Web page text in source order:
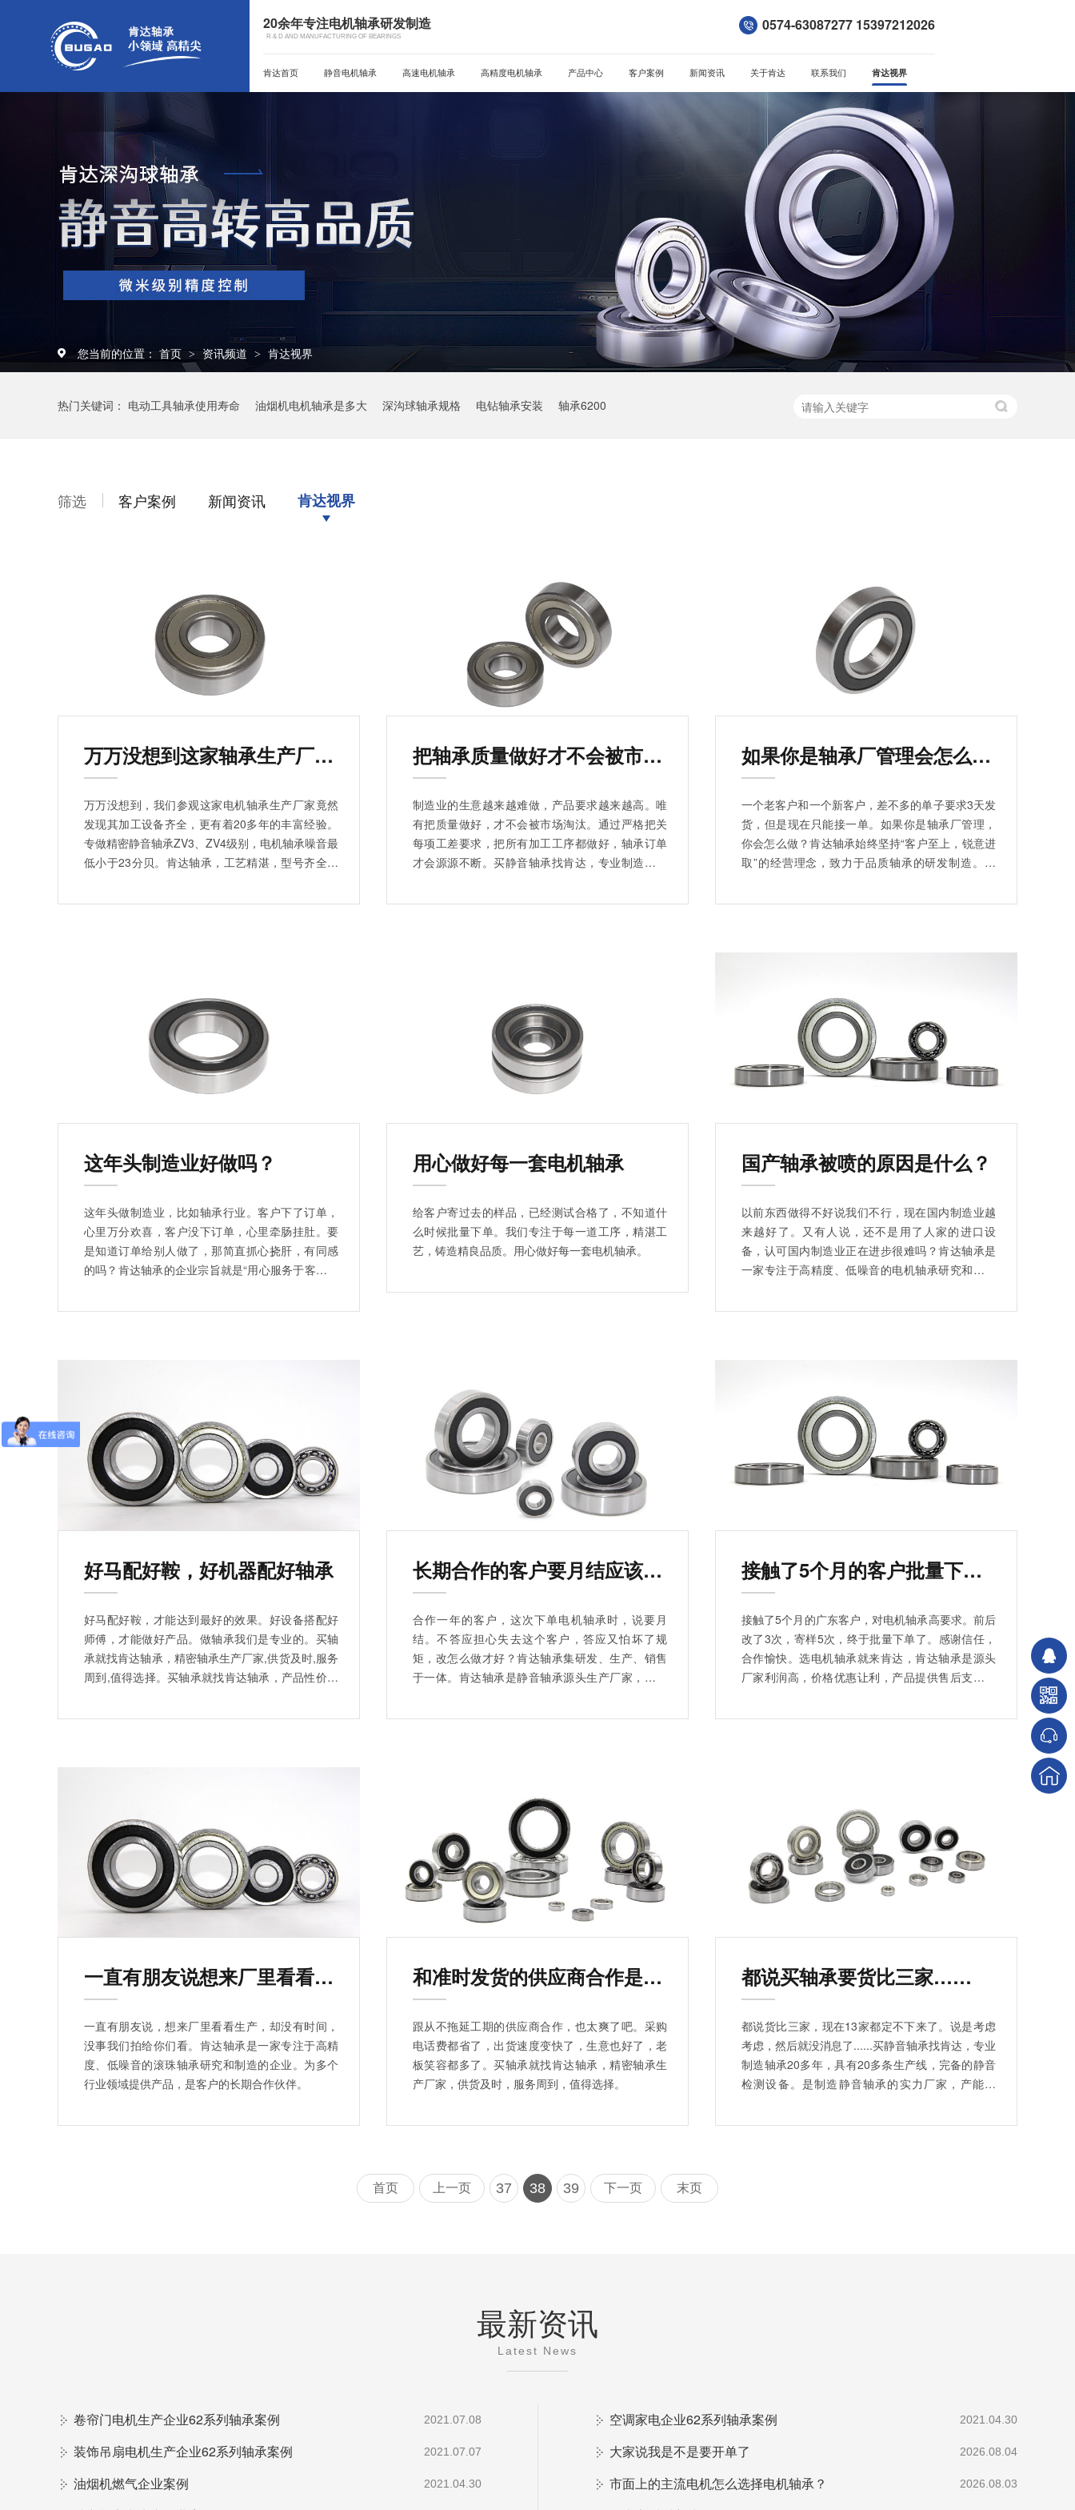
20余年专注电机轴承研发制造
R & D AND MANUFACTURING OF BEARINGS
0574-63087277 15397212026
肯达首页 静音电机轴承 高速电机轴承 高精度电机轴承 产品中心 客户案例 新闻资讯 关于肯达 联系我们 肯达视界
您当前的位置： 首页 > 资讯频道 > 肯达视界
热门关键词： 电动工具轴承使用寿命 油烟机电机轴承是多大 深沟球轴承规格 电钻轴承安装 轴承6200
筛选 客户案例 新闻资讯 肯达视界
万万没想到这家轴承生产厂家竟然…
万万没想到，我们参观这家电机轴承生产厂家竟然
发现其加工设备齐全，更有着20多年的丰富经验。
专做精密静音轴承ZV3、ZV4级别，电机轴承噪音最
低小于23分贝。肯达轴承，工艺精湛，型号齐全。
品，购电机轴承就选肯达。
把轴承质量做好才不会被市场淘汰
制造业的生意越来越难做，产品要求越来越高。唯
有把质量做好，才不会被市场淘汰。通过严格把关
每项工差要求，把所有加工工序都做好，轴承订单
才会源源不断。买静音轴承找肯达，专业制造轴承
备。是制造静音轴承的实力厂家，产能强大，且免
如果你是轴承厂管理会怎么做？
一个老客户和一个新客户，差不多的单子要求3天发
货，但是现在只能接一单。如果你是轴承厂管理，
你会怎么做？肯达轴承始终坚持“客户至上，锐意进
取”的经营理念，致力于品质轴承的研发制造。所
这年头制造业好做吗？
这年头做制造业，比如轴承行业。客户下了订单，
心里万分欢喜，客户没下订单，心里牵肠挂肚。要
是知道订单给别人做了，那简直抓心挠肝，有同感
的吗？肯达轴承的企业宗旨就是“用心服务于客户，
专业的管理人员，为用户提供完善的服务。肯达轴
用心做好每一套电机轴承
给客户寄过去的样品，已经测试合格了，不知道什
么时候批量下单。我们专注于每一道工序，精湛工
艺，铸造精良品质。用心做好每一套电机轴承。
国产轴承被喷的原因是什么？
以前东西做得不好说我们不行，现在国内制造业越
来越好了。又有人说，还不是用了人家的进口设
备，认可国内制造业正在进步很难吗？肯达轴承是
一家专注于高精度、低噪音的电机轴承研究和制造
合作伙伴。买轴承选肯达准没错！如果您有需要欢
好马配好鞍，好机器配好轴承
好马配好鞍，才能达到最好的效果。好设备搭配好
师傅，才能做好产品。做轴承我们是专业的。买轴
承就找肯达轴承，精密轴承生产厂家,供货及时,服务
周到,值得选择。买轴承就找肯达轴承，产品性价比
长期合作的客户要月结应该答应吗？
合作一年的客户，这次下单电机轴承时，说要月
结。不答应担心失去这个客户，答应又怕坏了规
矩，改怎么做才好？肯达轴承集研发、生产、销售
于一体。肯达轴承是静音轴承源头生产厂家，拥有
着高要求、高标准。
接触了5个月的客户批量下单了
接触了5个月的广东客户，对电机轴承高要求。前后
改了3次，寄样5次，终于批量下单了。感谢信任，
合作愉快。选电机轴承就来肯达，肯达轴承是源头
厂家利润高，价格优惠让利，产品提供售后支持。
问题，您可以直接咨询。
一直有朋友说想来厂里看看生产
一直有朋友说，想来厂里看看生产，却没有时间，
没事我们拍给你们看。肯达轴承是一家专注于高精
度、低噪音的滚珠轴承研究和制造的企业。为多个
行业领域提供产品，是客户的长期合作伙伴。
和准时发货的供应商合作是什么体验？
跟从不拖延工期的供应商合作，也太爽了吧。采购
电话费都省了，出货速度变快了，生意也好了，老
板笑容都多了。买轴承就找肯达轴承，精密轴承生
产厂家，供货及时，服务周到，值得选择。
都说买轴承要货比三家……
都说货比三家，现在13家都定不下来了。说是考虑
考虑，然后就没消息了......买静音轴承找肯达，专业
制造轴承20多年，具有20多条生产线，完备的静音
检测设备。是制造静音轴承的实力厂家，产能强
高标准。
首页 上一页 37 38 39 下一页 末页
最新资讯
Latest News
卷帘门电机生产企业62系列轴承案例 2021.07.08
装饰吊扇电机生产企业62系列轴承案例 2021.07.07
油烟机燃气企业案例 2021.04.30
空调家电企业62系列轴承案例 2021.04.30
大家说我是不是要开单了 2026.08.04
市面上的主流电机怎么选择电机轴承？ 2026.08.03